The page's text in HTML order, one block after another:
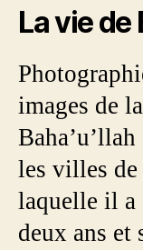
La vie de
images de
les villes
laquelle il a
deux ans et